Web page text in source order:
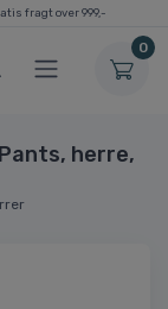
fragt over 999,-
0
herre,